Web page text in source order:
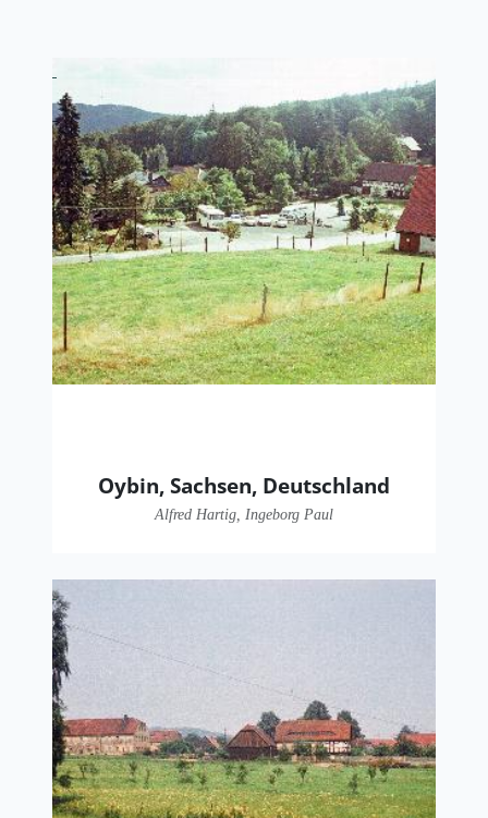
Oybin, Sachsen, Deutschland
Alfred Hartig, Ingeborg Paul